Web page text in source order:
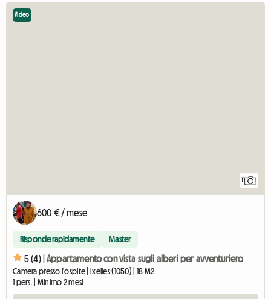
11
Video
600 € / mese
Risponde rapidamente Master
5 (4) | Appartamento con vista sugli alberi per avventuriero
Camera presso l'ospite | Ixelles (1050) | 18 M2
1 pers. | Minimo 2 mesi